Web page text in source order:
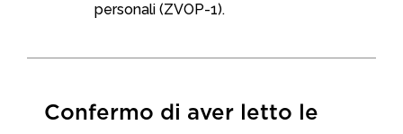
personali (ZVOP-1).
Confermo di aver letto le